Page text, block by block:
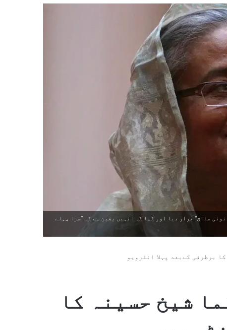
مذاق‘‘ قرار دیا اور کہا کہ انہیں یقین ہے کہ ’’سزا پہلے
برطرفی کےبعد پہلا انٹرویو
شیخ حسینہ کا